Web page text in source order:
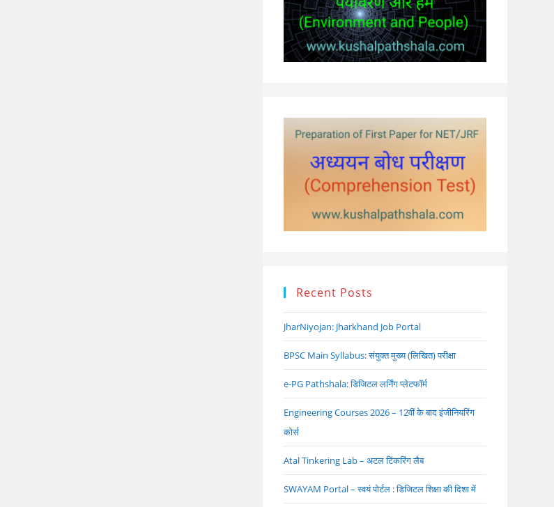
Recent Posts
JharNiyojan: Jharkhand Job Portal
BPSC Main Syllabus: संयुक्त मुख्य (लिखित) परीक्षा
e-PG Pathshala: डिजिटल लर्निंग प्लेटफॉर्म
Engineering Courses 2026 – 12वीं के बाद इंजीनियरिंग
कोर्स
Atal Tinkering Lab – अटल टिंकरिंग लैब
SWAYAM Portal – स्वयं पोर्टल : डिजिटल शिक्षा की दिशा में